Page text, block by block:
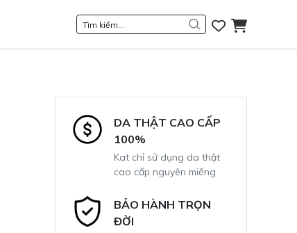
DA THẬT CAO CẤP
100%
Kat chỉ sử dụng da thật
cao cấp nguyên miếng
BẢO HÀNH TRỌN
ĐỜI